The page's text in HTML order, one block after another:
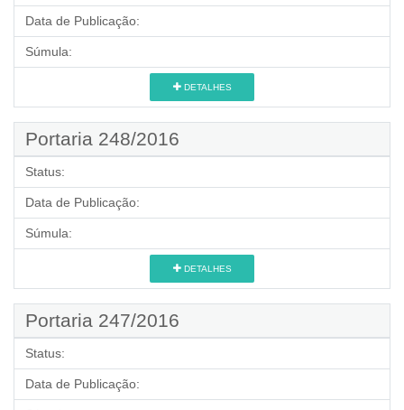
Data de Publicação:
Súmula:
DETALHES
Portaria 248/2016
Status:
Data de Publicação:
Súmula:
DETALHES
Portaria 247/2016
Status:
Data de Publicação: